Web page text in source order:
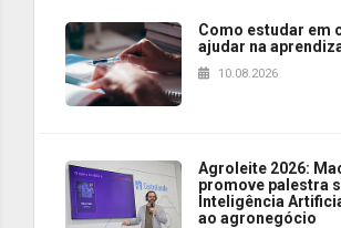
Como estudar em
ajudar na
10.08.2026
Agroleite 2026:
promove palestra
Inteligência
ao agronegócio